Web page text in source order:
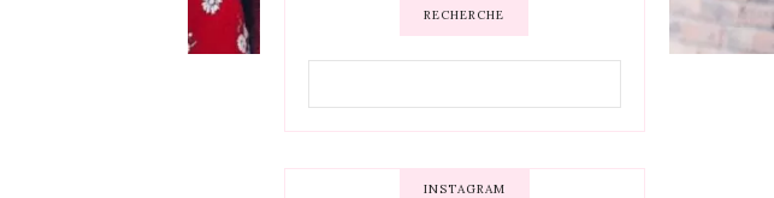
RECHERCHE
INSTAGRAM